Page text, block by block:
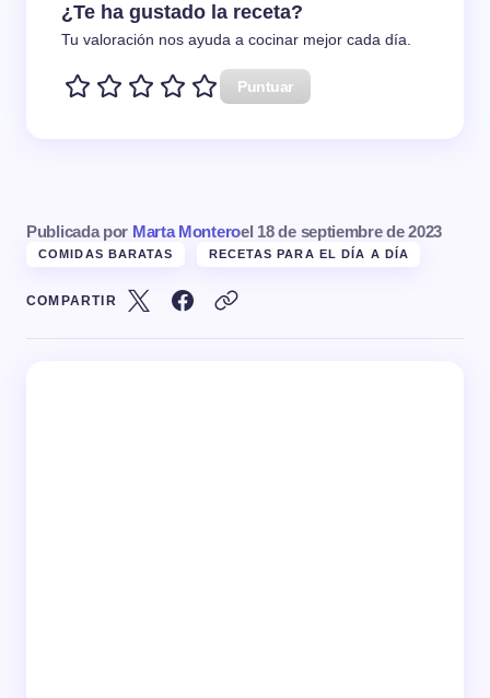
¿Te ha gustado la receta?
Tu valoración nos ayuda a cocinar mejor cada día.
Puntuar
Publicada por Marta Monteroel 18 de septiembre de 2023
COMIDAS BARATAS RECETAS PARA EL DÍA A DÍA
COMPARTIR